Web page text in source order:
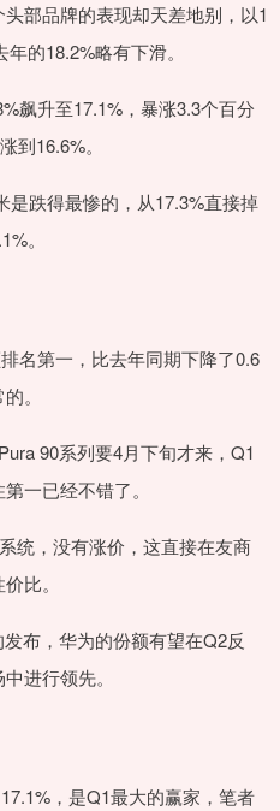
部品牌的表现却天差地别，以1
的18.2%略有下滑。
飙升至17.1%，暴涨3.3个百分
到16.6%。
是跌得最惨的，从17.3%直接掉
。
名第一，比去年同期下降了0.6
。
90系列要4月下旬才来，Q1
一已经不错了。
统，没有涨价，这直接在友商
比。
布，华为的份额有望在Q2反
进行领先。
，是Q1最大的赢家，笔者